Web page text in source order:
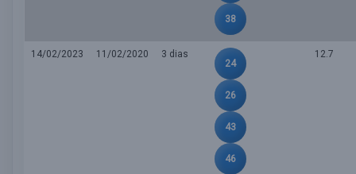
38
14/02/2023 11/02/2020
3 dias
24
26
43
46
12.7